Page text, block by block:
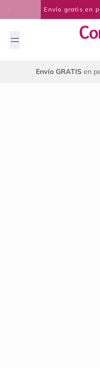
Saltar al contenido
Envío exprés
Envío GRATIS en